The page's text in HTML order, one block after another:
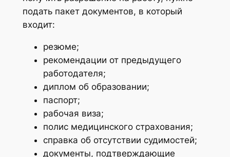
подать пакет документов, в который
входит:
резюме;
рекомендации от предыдущего
работодателя;
диплом об образовании;
паспорт;
рабочая виза;
полис медицинского страхования;
справка об отсутствии судимостей;
документы, подтверждающие